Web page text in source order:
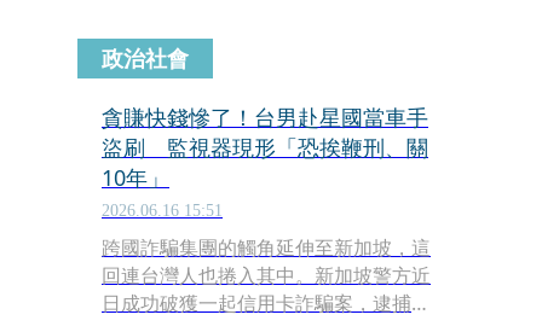
政治社會
貪賺快錢慘了！台男赴星國當車手
盜刷 監視器現形「恐挨鞭刑、關
10年」
2026.06.16 15:51
跨國詐騙集團的觸角延伸至新加坡，這
回連台灣人也捲入其中。新加坡警方近
日成功破獲一起信用卡詐騙案，逮捕了